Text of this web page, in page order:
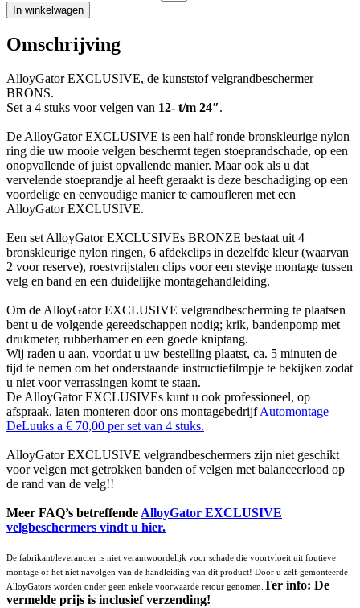
In winkelwagen
Omschrijving
AlloyGator EXCLUSIVE, de kunststof velgrandbeschermer
BRONS.
Set a 4 stuks voor velgen van 12- t/m 24″.
De AlloyGator EXCLUSIVE is een half ronde bronskleurige nylon
ring die uw mooie velgen beschermt tegen stoeprandschade, op een
onopvallende of juist opvallende manier. Maar ook als u dat
vervelende stoeprandje al heeft geraakt is deze beschadiging op een
voordelige en eenvoudige manier te camoufleren met een
AlloyGator EXCLUSIVE.
Een set AlloyGator EXCLUSIVEs BRONZE bestaat uit 4
bronskleurige nylon ringen, 6 afdekclips in dezelfde kleur (waarvan
2 voor reserve), roestvrijstalen clips voor een stevige montage tussen
velg en band en een duidelijke montagehandleiding.
Om de AlloyGator EXCLUSIVE velgrandbescherming te plaatsen
bent u de volgende gereedschappen nodig; krik, bandenpomp met
drukmeter, rubberhamer en een goede kniptang.
Wij raden u aan, voordat u uw bestelling plaatst, ca. 5 minuten de
tijd te nemen om het onderstaande instructiefilmpje te bekijken zodat
u niet voor verrassingen komt te staan.
De AlloyGator EXCLUSIVEs kunt u ook professioneel, op
afspraak, laten monteren door ons montagebedrijfAutomontage
DeLuuks a € 70,00 per set van 4 stuks.
AlloyGator EXCLUSIVE velgrandbeschermers zijn niet geschikt
voor velgen met getrokken banden of velgen met balanceerlood op
de rand van de velg!!
Meer FAQ’s betreffende AlloyGator EXCLUSIVE
velgbeschermers vindt u hier.
De fabrikant/leverancier is niet verantwoordelijk voor schade die voortvloeit uit foutieve
montage of het niet navolgen van de handleiding van dit product! Door u zelf gemonteerde
AlloyGators worden onder geen enkele voorwaarde retour genomen.Ter info: De
vermelde prijs is inclusief verzending!